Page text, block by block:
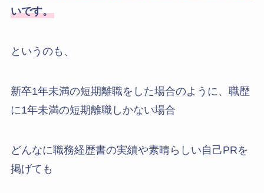
いです。
というのも、
新卒1年未満の短期離職をした場合のように、職歴
に1年未満の短期離職しかない場合
どんなに職務経歴書の実績や素晴らしい自己PRを
掲げても